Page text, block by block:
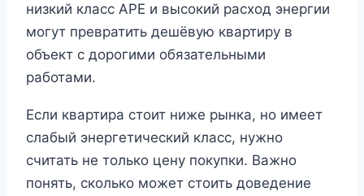
низкий класс APE и высокий расход энергии
могут превратить дешёвую квартиру в
объект с дорогими обязательными
работами.
Если квартира стоит ниже рынка, но имеет
слабый энергетический класс, нужно
считать не только цену покупки. Важно
понять, сколько может стоить доведение